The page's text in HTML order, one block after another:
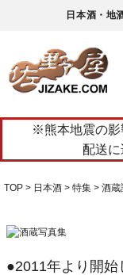
日本酒・地
※熊本地震の影
配送に
TOP 日本酒 特集 酒
●2011年より開